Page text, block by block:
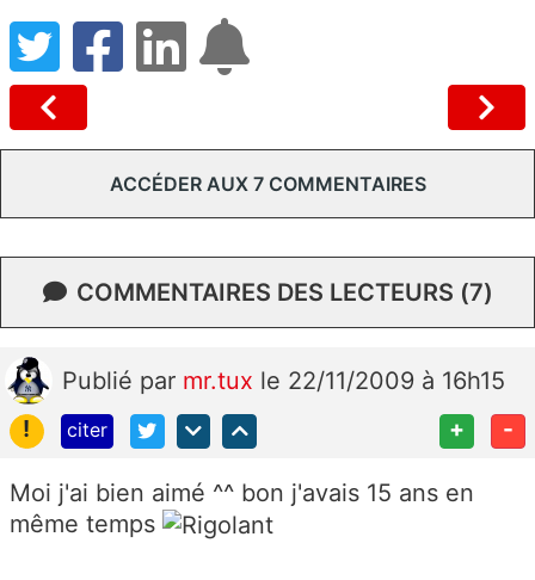
ACCÉDER AUX 7 COMMENTAIRES
COMMENTAIRES DES LECTEURS (7)
Publié par mr.tux le 22/11/2009 à 16h15
!
citer + -
Moi j'ai bien aimé ^^ bon j'avais 15 ans en
même temps